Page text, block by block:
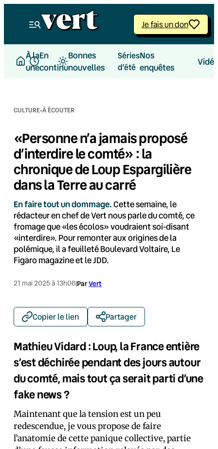
Je fais un don
À la
une
En
continu
Bonnes
nouvelles
Séries
d’été
Nos
enquêtes
CULTURE·À ÉCOUTER
«Personne n’a jamais proposé
d’interdire le comté» : la
chronique de Loup Espargilière
dans la Terre au carré
En faire tout un dommage.Cette semaine, le
rédacteur en chef de Vert nous parle du comté, ce
fromage que «les écolos» voudraient soi-disant
«interdire». Pour remonter aux origines de la
polémique, il a feuilleté Boulevard Voltaire, Le
Figaro magazine et le JDD.
21 mai 2025 à 13h06|ParVert
Copier le lien Partager
Mathieu Vidard : Loup, la France entière
s’est déchirée pendant des jours autour
du comté, mais tout ça serait parti d’une
fake news ?
Maintenant que la tension est un peu
redescendue, je vous propose de faire
l’anatomie de cette panique collective, partie